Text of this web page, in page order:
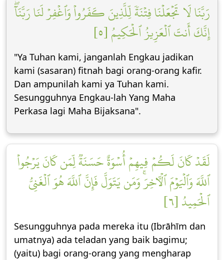
رَبَّنَا لَا تَجۡعَلۡنَا فِتۡنَةٗ لِّلَّذِينَ كَفَرُواْ وَٱغۡفِرۡ لَنَا رَبَّنَآۖ
إِنَّكَ أَنتَ ٱلۡعَزِيزُ ٱلۡحَكِيمُ [٥]
"Ya Tuhan kami, janganlah Engkau jadikan
kami (sasaran) fitnah bagi orang-orang kafir.
Dan ampunilah kami ya Tuhan kami.
Sesungguhnya Engkau-lah Yang Maha
Perkasa lagi Maha Bijaksana".
لَقَدۡ كَانَ لَكُمۡ فِيهِمۡ أُسۡوَةٌ حَسَنَةٞ لِّمَن كَانَ يَرۡجُواْ
ٱللَّهَ وَٱلۡيَوۡمَ ٱلۡأٓخِرَۚ وَمَن يَتَوَلَّ فَإِنَّ ٱللَّهَ هُوَ ٱلۡغَنِيُّ
ٱلۡحَمِيدُ [٦]
Sesungguhnya pada mereka itu (Ibrāhīm dan
umatnya) ada teladan yang baik bagimu;
(yaitu) bagi orang-orang yang mengharap